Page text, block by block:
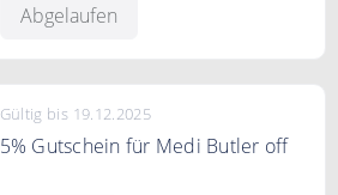
Abgelaufen
Gültig bis 19.12.2025
5% Gutschein für Medi Butler off